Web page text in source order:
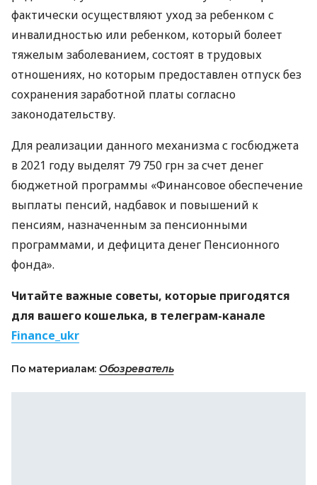
фактически осуществляют уход за ребенком с
инвалидностью или ребенком, который болеет
тяжелым заболеванием, состоят в трудовых
отношениях, но которым предоставлен отпуск без
сохранения заработной платы согласно
законодательству.
Для реализации данного механизма с госбюджета
в 2021 году выделят 79 750 грн за счет денег
бюджетной программы «Финансовое обеспечение
выплаты пенсий, надбавок и повышений к
пенсиям, назначенным за пенсионными
программами, и дефицита денег Пенсионного
фонда».
Читайте важные советы, которые пригодятся
для вашего кошелька, в телеграм-канале
Finance_ukr
По материалам: Обозреватель